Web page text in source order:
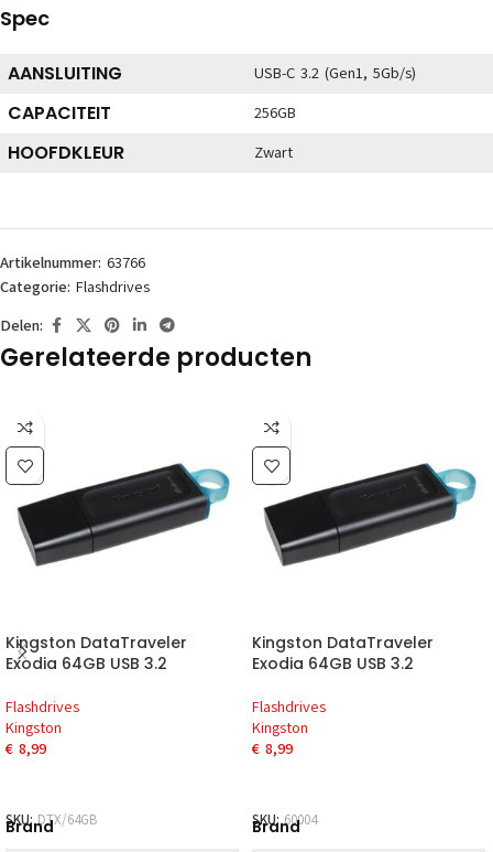
Spec
AANSLUITING USB-C 3.2 (Gen1, 5Gb/s)
CAPACITEIT 256GB
HOOFDKLEUR Zwart
Artikelnummer: 63766
Categorie: Flashdrives
Delen:
Gerelateerde producten
Kingston DataTraveler
Exodia 64GB USB 3.2
Flashdrives
Kingston
€ 8,99
SKU:DTX/64GB
Brand
Kingston DataTraveler
Exodia 64GB USB 3.2
Flashdrives
Kingston
€ 8,99
SKU:60004
Brand